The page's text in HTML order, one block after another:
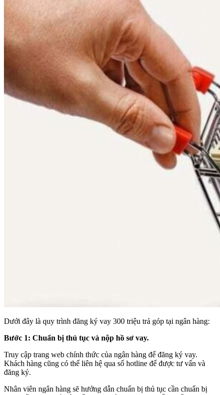
Dưới đây là quy trình đăng ký vay 300 triệu trả góp tại ngân hàng:
Bước 1: Chuẩn bị thủ tục và nộp hồ sơ vay.
Truy cập trang web chính thức của ngân hàng để đăng ký vay.
Khách hàng cũng có thể liên hệ qua số hotline để được tư vấn và
đăng ký.
Nhân viên ngân hàng sẽ hướng dẫn chuẩn bị thủ tục cần chuẩn bị